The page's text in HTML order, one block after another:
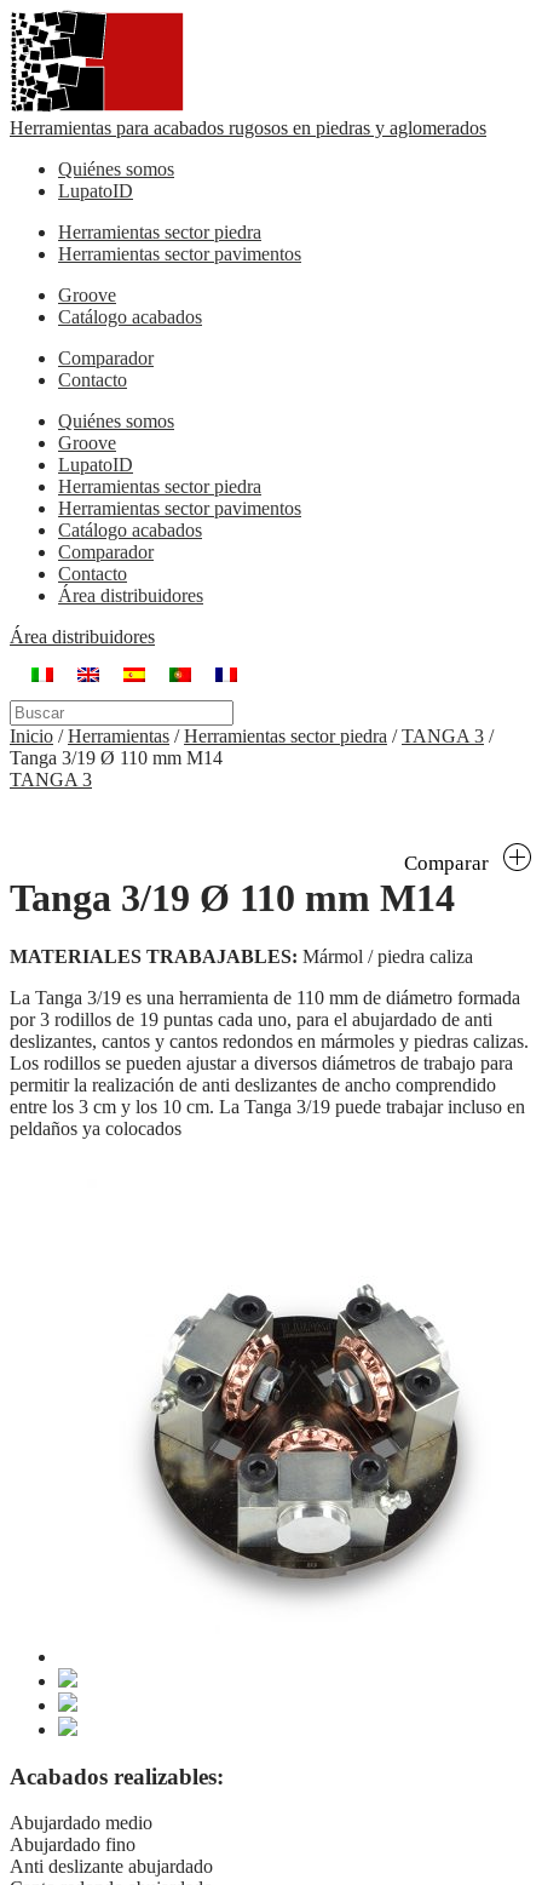
Herramientas para acabados rugosos en piedras y aglomerados
Quiénes somos
LupatoID
Herramientas sector piedra
Herramientas sector pavimentos
Groove
Catálogo acabados
Comparador
Contacto
Quiénes somos
Groove
LupatoID
Herramientas sector piedra
Herramientas sector pavimentos
Catálogo acabados
Comparador
Contacto
Área distribuidores
Área distribuidores
Inicio /Herramientas /Herramientas sector piedra /TANGA 3 /
Tanga 3/19 Ø 110 mm M14
TANGA 3
Tanga 3/19 Ø 110 mm M14
Comparar
MATERIALES TRABAJABLES: Mármol / piedra caliza
La Tanga 3/19 es una herramienta de 110 mm de diámetro formada
por 3 rodillos de 19 puntas cada uno, para el abujardado de anti
deslizantes, cantos y cantos redondos en mármoles y piedras calizas.
Los rodillos se pueden ajustar a diversos diámetros de trabajo para
permitir la realización de anti deslizantes de ancho comprendido
entre los 3 cm y los 10 cm. La Tanga 3/19 puede trabajar incluso en
peldaños ya colocados
Acabados realizables:
Abujardado medio
Abujardado fino
Anti deslizante abujardado